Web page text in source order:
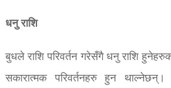
धनु राशि
बुधले राशि परिवर्तन गरेसँगै धनु राशि
सकारात्मक परिवर्तनहरु हुन